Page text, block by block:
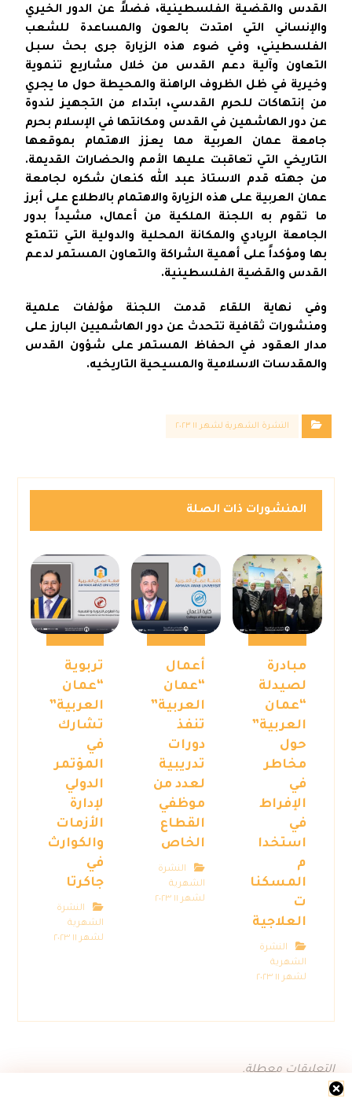
القدس والقضية الفلسطينية، فضلاً عن الدور الخيري
والإنساني التي امتدت بالعون والمساعدة للشعب
الفلسطيني، وفي ضوء هذه الزيارة جرى بحث سبل
التعاون وآلية دعم القدس من خلال مشاريع تنموية
وخيرية في ظل الظروف الراهنة والمحيطة حول ما يجري
من إنتهاكات للحرم القدسي، ابتداء من التجهيز لندوة
عن دور الهاشمين في القدس ومكانتها في الإسلام بحرم
جامعة عمان العربية مما يعزز الاهتمام بموقعها
التاريخي التي تعاقبت عليها الأمم والحضارات القديمة.
من جهته قدم الاستاذ عبد الله كنعان شكره لجامعة
عمان العربية على هذه الزيارة والاهتمام بالاطلاع على أبرز
ما تقوم به اللجنة الملكية من أعمال، مشيداً بدور
الجامعة الريادي والمكانة المحلية والدولية التي تتمتع
بها ومؤكداً على أهمية الشراكة والتعاون المستمر لدعم
القدس والقضية الفلسطينية.
وفي نهاية اللقاء قدمت اللجنة مؤلفات علمية
ومنشورات ثقافية تتحدث عن دور الهاشميين البارز على
مدار العقود في الحفاظ المستمر على شؤون القدس
والمقدسات الاسلامية والمسيحية التاريخيه.
النشرة الشهرية لشهر ١١ ٢٠٢٣
المنشورات ذات الصلة
مبادرة
لصيدلة
“عمان
العربية”
حول
مخاطر
في
الإفراط
في
استخدا
م
المسكنا
ت
العلاجية
النشرة
الشهرية
لشهر ١١ ٢٠٢٣
أعمال
“عمان
العربية”
تنفذ
دورات
تدريبية
لعدد من
موظفي
القطاع
الخاص
النشرة
الشهرية
لشهر ١١ ٢٠٢٣
تربوية
“عمان
العربية”
تشارك
في
المؤتمر
الدولي
لإدارة
الأزمات
والكوارث
في
جاكرتا
النشرة
الشهرية
لشهر ١١ ٢٠٢٣
التعليقات معطلة.